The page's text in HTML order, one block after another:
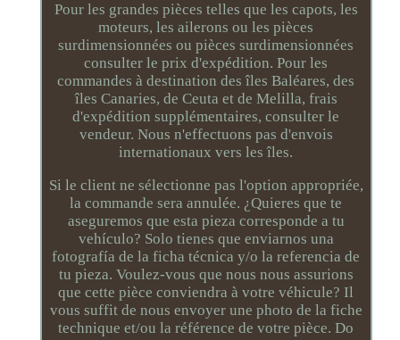
Pour les grandes pièces telles que les capots, les
moteurs, les ailerons ou les pièces
surdimensionnées ou pièces surdimensionnées
consulter le prix d'expédition. Pour les
commandes à destination des îles Baléares, des
îles Canaries, de Ceuta et de Melilla, frais
d'expédition supplémentaires, consulter le
vendeur. Nous n'effectuons pas d'envois
internationaux vers les îles.
Si le client ne sélectionne pas l'option appropriée,
la commande sera annulée. ¿Quieres que te
aseguremos que esta pieza corresponde a tu
vehículo? Solo tienes que enviarnos una
fotografía de la ficha técnica y/o la referencia de
tu pieza. Voulez-vous que nous nous assurions
que cette pièce conviendra à votre véhicule? Il
vous suffit de nous envoyer une photo de la fiche
technique et/ou la référence de votre pièce. Do